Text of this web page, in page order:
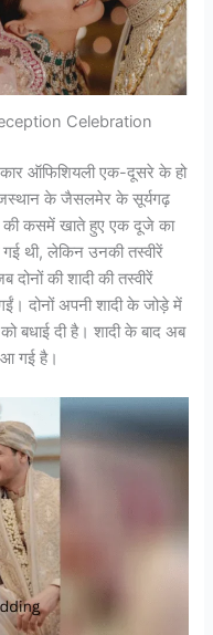
Celebration
ऑफिशियली एक-दूसरे के हो
के जैसलमेर के सूर्यगढ़
की कसमें खाते हुए एक दूजे का
गई थी, लेकिन उनकी तस्वीरें
की शादी की तस्वीरें
दोनों अपनी शादी के जोड़े में
बधाई दी है। शादी के बाद अब
आ गई है।